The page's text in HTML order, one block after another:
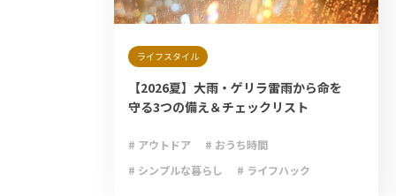
ライフスタイル
【2026夏】大雨・ゲリラ雷雨から命を
守る3つの備え＆チェックリスト
# アウトドア
# おうち時間
# シンプルな暮らし
# ライフハック